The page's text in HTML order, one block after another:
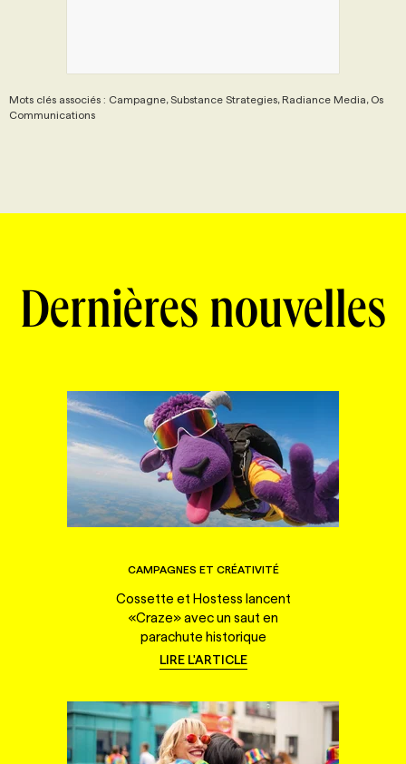
Mots clés associés : Campagne, Substance Strategies, Radiance Media, Os
Communications
Dernières nouvelles
CAMPAGNES ET CRÉATIVITÉ
Cossette et Hostess lancent
«Craze» avec un saut en
parachute historique
LIRE L'ARTICLE